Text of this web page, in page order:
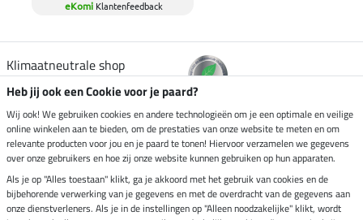
eKomi Klantenfeedback
Klimaatneutrale shop
Verzending per
Veilig betalen met
Heb jij ook een Cookie voor je paard?
Wij ook! We gebruiken cookies en andere technologieën om je een optimale en veilige
online winkelen aan te bieden, om de prestaties van onze website te meten en om
relevante producten voor jou en je paard te tonen! Hiervoor verzamelen we gegevens
over onze gebruikers en hoe zij onze website kunnen gebruiken op hun apparaten.
Als je op "Alles toestaan" klikt, ga je akkoord met het gebruik van cookies en de
bijbehorende verwerking van je gegevens en met de overdracht van de gegevens aan
onze dienstverleners. Als je in de instellingen op "Alleen noodzakelijke" klikt, wordt